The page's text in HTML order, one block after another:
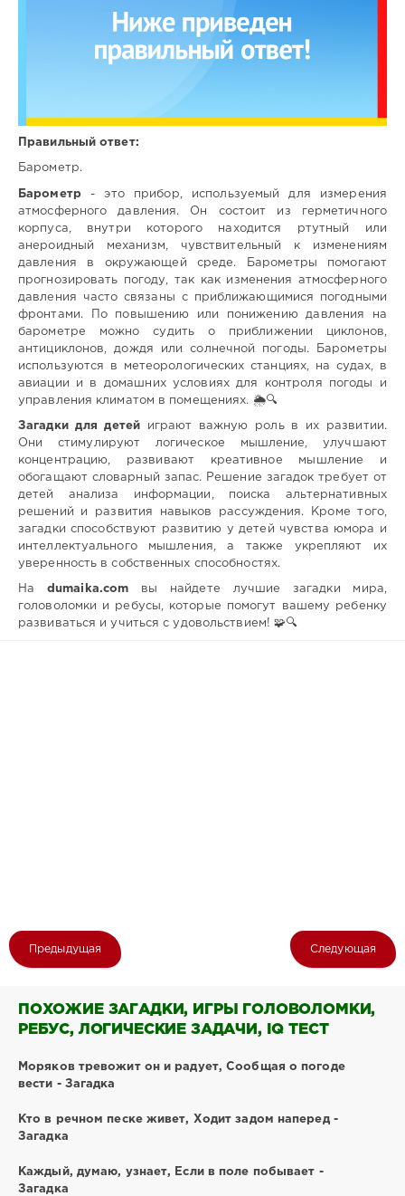
Правильный ответ:
Барометр.
Барометр- это прибор, используемый для измерения
атмосферного давления. Он состоит из герметичного
корпуса, внутри которого находится ртутный или
анероидный механизм, чувствительный к изменениям
давления в окружающей среде. Барометры помогают
прогнозировать погоду, так как изменения атмосферного
давления часто связаны с приближающимися погодными
фронтами. По повышению или понижению давления на
барометре можно судить о приближении циклонов,
антициклонов, дождя или солнечной погоды. Барометры
используются в метеорологических станциях, на судах, в
авиации и в домашних условиях для контроля погоды и
управления климатом в помещениях. 🌦️🔍
Загадки для детейиграют важную роль в их развитии.
Они стимулируют логическое мышление, улучшают
концентрацию, развивают креативное мышление и
обогащают словарный запас. Решение загадок требует от
детей анализа информации, поиска альтернативных
решений и развития навыков рассуждения. Кроме того,
загадки способствуют развитию у детей чувства юмора и
интеллектуального мышления, а также укрепляют их
уверенность в собственных способностях.
Наdumaika.com вы найдете лучшие загадки мира,
головоломки и ребусы, которые помогут вашему ребенку
развиваться и учиться с удовольствием! 🧩🔍
Предыдущая Следующая
ПОХОЖИЕ ЗАГАДКИ, ИГРЫ ГОЛОВОЛОМКИ,
РЕБУС, ЛОГИЧЕСКИЕ ЗАДАЧИ, IQ ТЕСТ
Моряков тревожит он и радует, Сообщая о погоде
вести - Загадка
Кто в речном песке живет, Ходит задом наперед -
Загадка
Каждый, думаю, узнает, Если в поле побывает -
Загадка